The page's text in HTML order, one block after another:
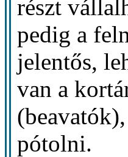
részt
pedig a
jelentős,
van a
pótolni.